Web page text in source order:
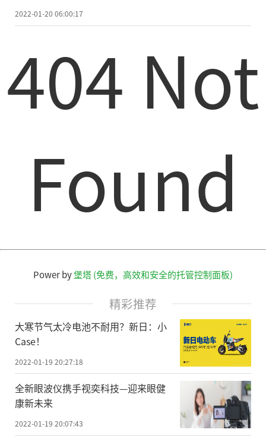
2022-01-20 06:00:17
404 Not
Found
Power by堡塔 (免费，高效和安全的托管控制面板)
精彩推荐
大寒节气太冷电池不耐用？新日：小
Case！
2022-01-19 20:27:18
全新眼波仪携手视奕科技—迎来眼健
康新未来
2022-01-19 20:07:43